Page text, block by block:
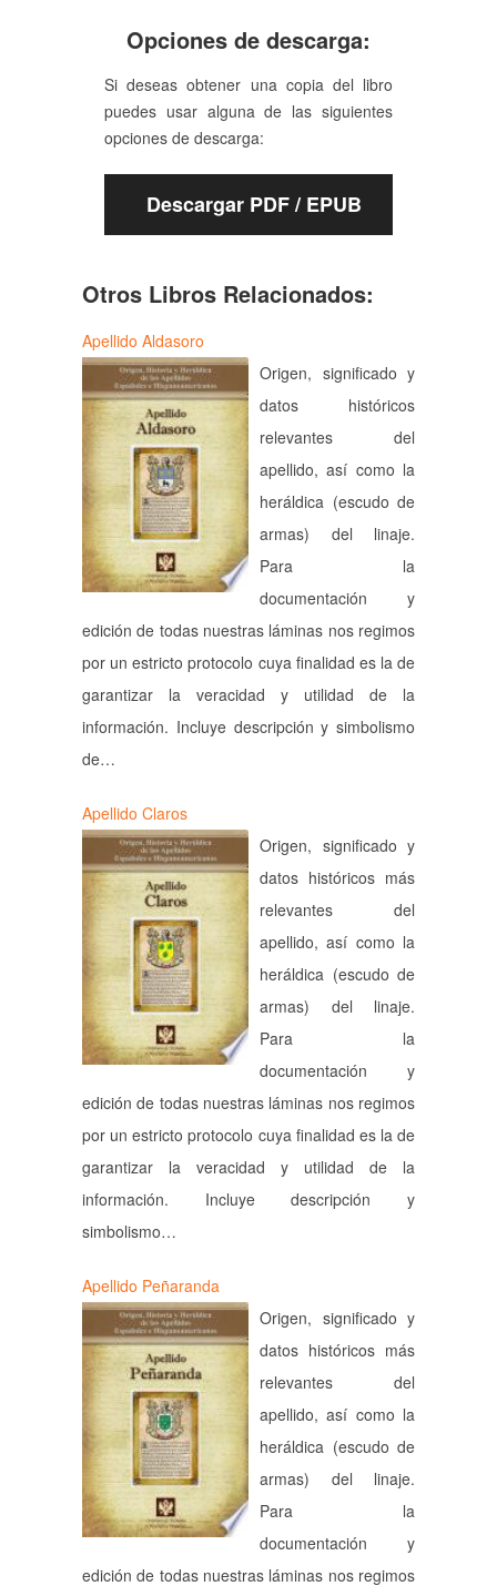
Opciones de descarga:
Si deseas obtener una copia del libro
puedes usar alguna de las siguientes
opciones de descarga:
Descargar PDF / EPUB
Otros Libros Relacionados:
Apellido Aldasoro
Origen, significado y
datos históricos
relevantes del
apellido, así como la
heráldica (escudo de
armas) del linaje.
Para la
documentación y
edición de todas nuestras láminas nos regimos
por un estricto protocolo cuya finalidad es la de
garantizar la veracidad y utilidad de la
información. Incluye descripción y simbolismo
de…
Apellido Claros
Origen, significado y
datos históricos más
relevantes del
apellido, así como la
heráldica (escudo de
armas) del linaje.
Para la
documentación y
edición de todas nuestras láminas nos regimos
por un estricto protocolo cuya finalidad es la de
garantizar la veracidad y utilidad de la
información. Incluye descripción y
simbolismo…
Apellido Peñaranda
Origen, significado y
datos históricos más
relevantes del
apellido, así como la
heráldica (escudo de
armas) del linaje.
Para la
documentación y
edición de todas nuestras láminas nos regimos